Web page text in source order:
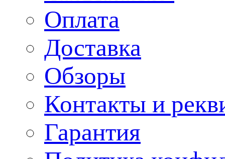
Оплата
Доставка
Обзоры
Контакты и
Гарантия